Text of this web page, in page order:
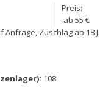
Preis:
ab 55 €
Anfrage, Zuschlag ab 18 J.
108